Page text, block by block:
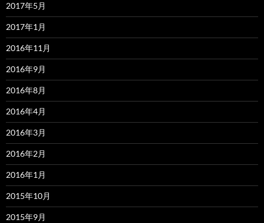
2017年5月
2017年1月
2016年11月
2016年9月
2016年8月
2016年4月
2016年3月
2016年2月
2016年1月
2015年10月
2015年9月